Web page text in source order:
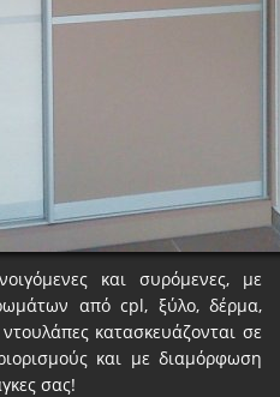
και συρόμενες, με
από cpl, ξύλο, δέρμα,
κατασκευάζονται σε
και με διαμόρφωση
σας!